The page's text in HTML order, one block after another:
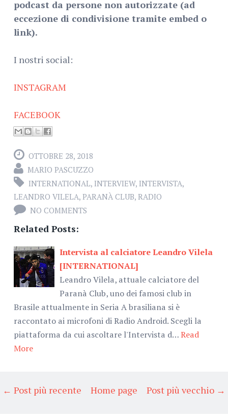
podcast da persone non autorizzate (ad
eccezione di condivisione tramite embed o
link).
I nostri social:
INSTAGRAM
FACEBOOK
OTTOBRE 28, 2018
MARIO PASCUZZO
INTERNATIONAL, INTERVIEW, INTERVISTA,
LEANDRO VILELA, PARANÀ CLUB, RADIO
NO COMMENTS
Related Posts:
Intervista al calciatore Leandro Vilela
[INTERNATIONAL]
Leandro Vilela, attuale calciatore del
Paranà Club, uno dei famosi club in
Brasile attualmente in Seria A brasiliana si è
raccontato ai microfoni di Radio Android. Scegli la
piattaforma da cui ascoltare l'Intervista d…Read
More
← Post più recente Post più vecchio →
Home page